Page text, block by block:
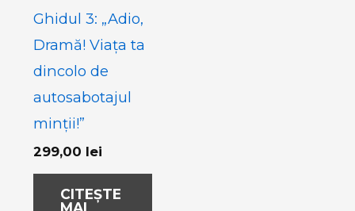
Ghidul 3: „Adio,
Dramă! Viața ta
dincolo de
autosabotajul
minții!”
299,00 lei
CITEȘTE
MAI